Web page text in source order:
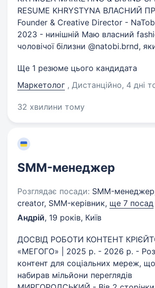
RESUME KHRYSTYNA ВЛАСНИЙ
Founder & Creative Director -
2023 - нинішній Маю власний
чоловічої білизни @natobi.brnd,
Ще 1 резюме цього кандидата
Маркетолог , Дистанційно, 4 дні
32 хвилини тому
SMM-менеджер
Розглядає посади: SMM-
creator, SMM-керівник, ще 7 посад
Андрій, 19 років, Київ
ДОСВІД РОБОТИ КОНТЕНТ
«МЕГОГО» | 2025 р. - 2026 р. -
контент для соціальних мереж,
набирав мільйони переглядів